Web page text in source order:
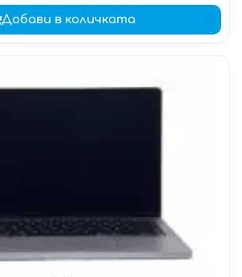
Добави в количката